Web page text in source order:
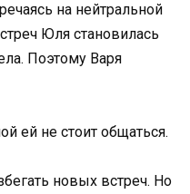
на нейтральной
Юля становилась
Поэтому Варя
ей не стоит общаться.
новых встреч. Но